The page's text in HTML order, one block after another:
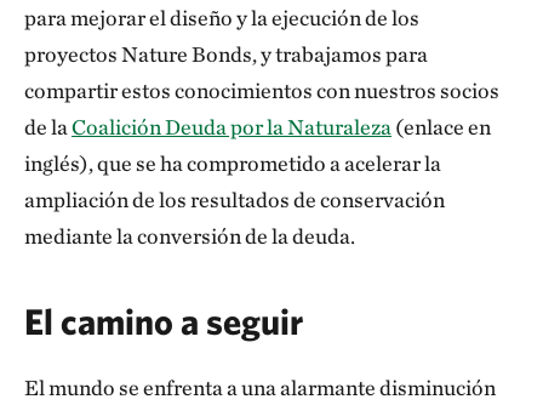
para mejorar el diseño y la ejecución de los
proyectos Nature Bonds, y trabajamos para
compartir estos conocimientos con nuestros socios
de laCoalición Deuda por la Naturaleza (enlace en
inglés), que se ha comprometido a acelerar la
ampliación de los resultados de conservación
mediante la conversión de la deuda.
El camino a seguir
El mundo se enfrenta a una alarmante disminución